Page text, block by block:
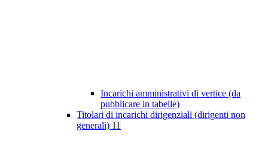
Incarichi amministrativi di vertice (da
pubblicare in tabelle)
Titolari di incarichi dirigenziali (dirigenti non
generali) 11